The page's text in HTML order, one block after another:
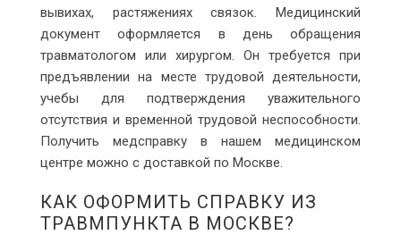
вывихах, растяжениях связок. Медицинский
документ оформляется в день обращения
травматологом или хирургом. Он требуется при
предъявлении на месте трудовой деятельности,
учебы для подтверждения уважительного
отсутствия и временной трудовой неспособности.
Получить медсправку в нашем медицинском
центре можно с доставкой по Москве.
КАК ОФОРМИТЬ СПРАВКУ ИЗ
ТРАВМПУНКТА В МОСКВЕ?